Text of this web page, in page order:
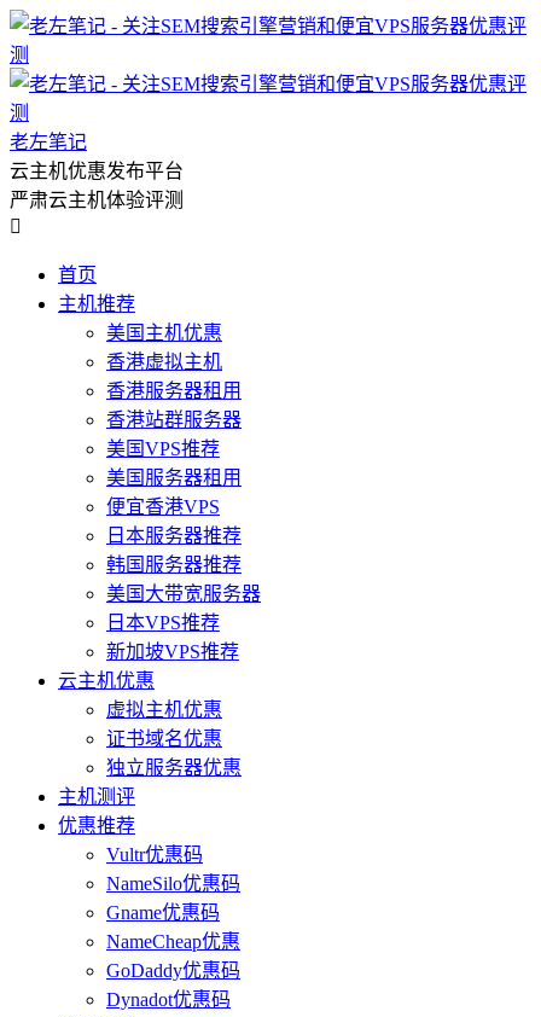
老左笔记
云主机优惠发布平台
严肃云主机体验评测

首页
主机推荐
美国主机优惠
香港虚拟主机
香港服务器租用
香港站群服务器
美国VPS推荐
美国服务器租用
便宜香港VPS
日本服务器推荐
韩国服务器推荐
美国大带宽服务器
日本VPS推荐
新加坡VPS推荐
云主机优惠
虚拟主机优惠
证书域名优惠
独立服务器优惠
主机测评
优惠推荐
Vultr优惠码
NameSilo优惠码
Gname优惠码
NameCheap优惠
GoDaddy优惠码
Dynadot优惠码